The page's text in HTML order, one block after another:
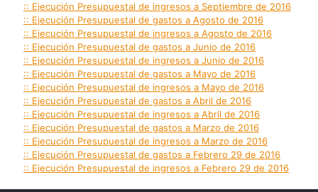
:: Ejecución Presupuestal de ingresos a Septiembre de 2016
:: Ejecución Presupuestal de gastos a Agosto de 2016
:: Ejecución Presupuestal de ingresos a Agosto de 2016
:: Ejecución Presupuestal de gastos a Junio de 2016
:: Ejecución Presupuestal de ingresos a Junio de 2016
:: Ejecución Presupuestal de gastos a Mayo de 2016
:: Ejecución Presupuestal de ingresos a Mayo de 2016
:: Ejecución Presupuestal de gastos a Abril de 2016
:: Ejecución Presupuestal de ingresos a Abril de 2016
:: Ejecución Presupuestal de gastos a Marzo de 2016
:: Ejecución Presupuestal de ingresos a Marzo de 2016
:: Ejecución Presupuestal de gastos a Febrero 29 de 2016
:: Ejecución Presupuestal de ingresos a Febrero 29 de 2016